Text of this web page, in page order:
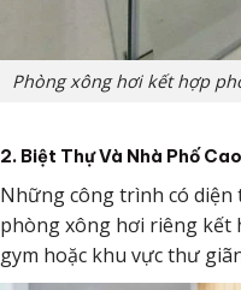
Phòng xông hơi kết hợp
2. Biệt Thự Và Nhà Phố
Những công trình có
phòng xông hơi riêng kết
gym hoặc khu vực thư